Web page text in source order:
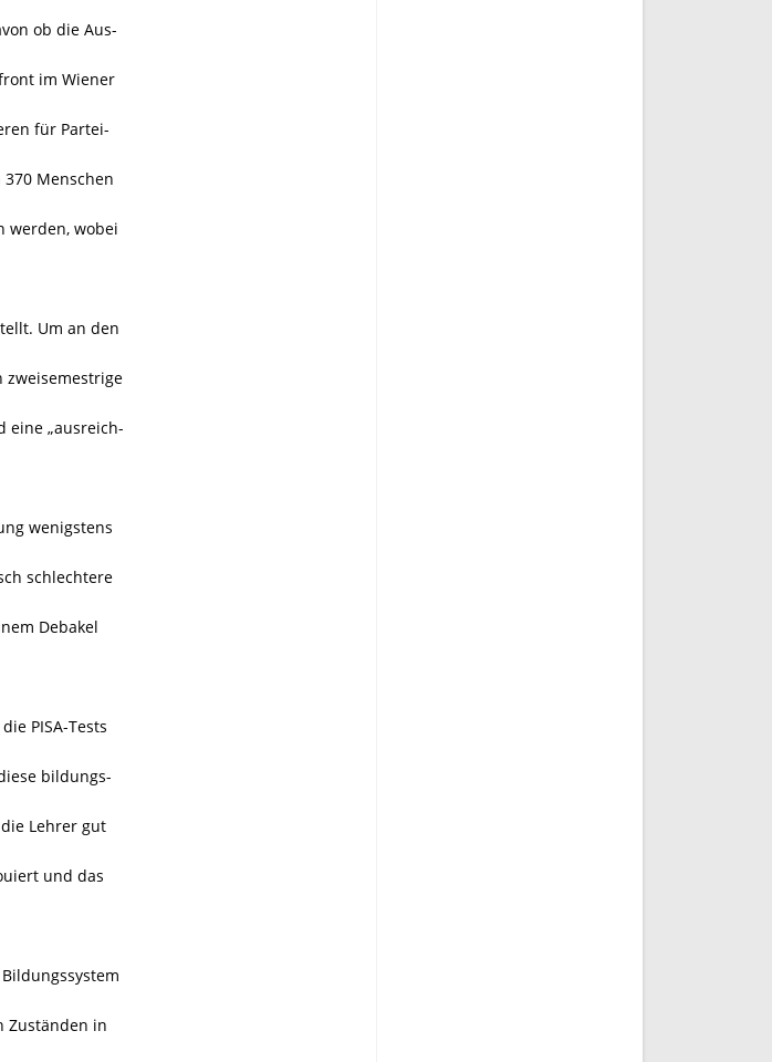
ob die Aus-
im Wiener
für Partei-
Menschen
werden, wobei
Um an den
zweisemestrige
„ausreich-
wenigstens
schlechtere
Debakel
PISA-Tests
bildungs-
Lehrer gut
und das
in